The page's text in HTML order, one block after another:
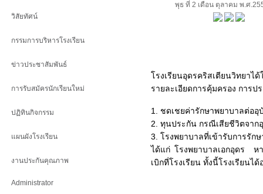
วิสัยทัศน์
กรรมการบริหารโรงเรียน
ข่าวประชาสัมพันธ์
การรับสมัครนักเรียนใหม่
ปฏิทินกิจกรรม
แผนผังโรงเรียน
งานประกันคุณภาพ
Administrator
พุธ ที่ 2 เดือน ตุลาคม พ.ศ
โรงเรียนอุดรคริสเตียนวิทยาไ
รายละเอียดการคุ้มครอง การ
1. ชดเชยค่ารักษาพยาบาลต่ออุ
2. ทุนประกัน กรณีเสียชีวิตจาก
3. โรงพยาบาลที่เข้ารับการรัก
ได้แก่ โรงพยาบาลเอกอุดร ห
เบิกที่โรงเรียน ทั้งนี้โรงเรียน